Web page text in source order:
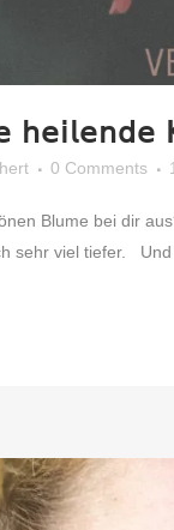
𝗁𝖾𝗂𝗅𝖾𝗇𝖽𝖾
0 Comments
Blume bei dir
sehr viel tiefer.